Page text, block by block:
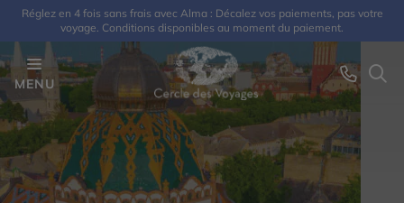
Réglez en 4 fois sans frais avec Alma : Décalez vos paiements, pas votre
voyage. Conditions disponibles au moment du paiement.
MENU